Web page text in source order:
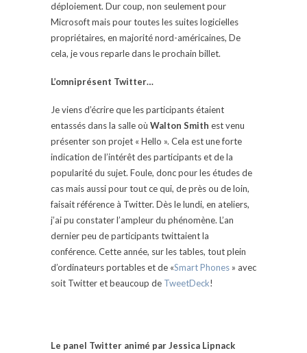
déploiement. Dur coup, non seulement pour
Microsoft mais pour toutes les suites logicielles
propriétaires, en majorité nord-américaines, De
cela, je vous reparle dans le prochain billet.
L’omniprésent Twitter…
Je viens d’écrire que les participants étaient
entassés dans la salle où Walton Smith est venu
présenter son projet « Hello ». Cela est une forte
indication de l’intérêt des participants et de la
popularité du sujet. Foule, donc pour les études de
cas mais aussi pour tout ce qui, de près ou de loin,
faisait référence à Twitter. Dès le lundi, en ateliers,
j’ai pu constater l’ampleur du phénomène. L’an
dernier peu de participants twittaient la
conférence. Cette année, sur les tables, tout plein
d’ordinateurs portables et de «Smart Phones » avec
soit Twitter et beaucoup de TweetDeck!
Le panel Twitter animé par Jessica Lipnack